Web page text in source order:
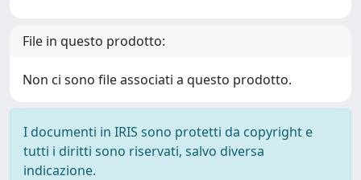
File in questo prodotto:
Non ci sono file associati a questo prodotto.
I documenti in IRIS sono protetti da copyright e
tutti i diritti sono riservati, salvo diversa
indicazione.